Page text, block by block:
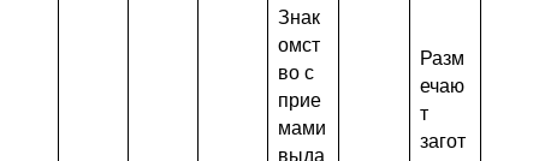
Знак
омст
во с
прие
мами
выда
Разм
ечаю
т
загот